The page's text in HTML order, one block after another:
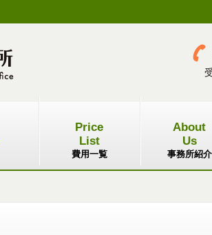
Price
List
費用一覧
About
Us
事務所紹介